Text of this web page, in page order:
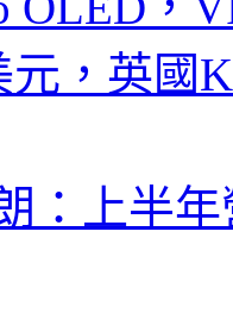
元，英國
：上半